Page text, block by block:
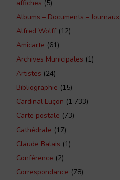
affiches (5)
Albums – Documents – Journaux
Alfred Wolff (12)
Amicarte (61)
Archives Municipales (1)
Artistes (24)
Bibliographie (15)
Cardinal Luçon (1 733)
Carte postale (73)
Cathédrale (17)
Claude Balais (1)
Conférence (2)
Correspondance (78)